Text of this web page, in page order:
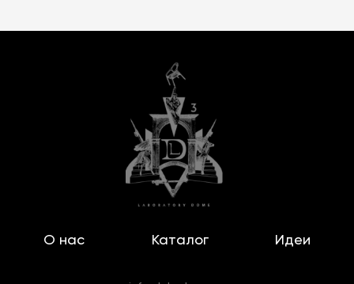
О нас Каталог Идеи